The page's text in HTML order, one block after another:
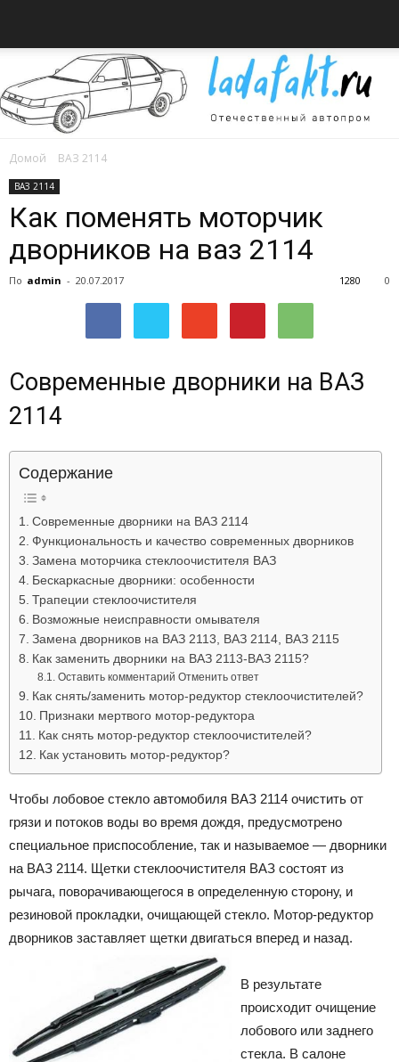
об
автомобилях
Домой ВАЗ 2114
ВАЗ 2114
Как поменять моторчик
дворников на ваз 2114
По admin - 20.07.2017 0
1280
Современные дворники на ВАЗ
2114
Содержание
Современные дворники на ВАЗ 2114
Функциональность и качество современных дворников
Замена моторчика стеклоочистителя ВАЗ
Бескаркасные дворники: особенности
Трапеции стеклоочистителя
Возможные неисправности омывателя
Замена дворников на ВАЗ 2113, ВАЗ 2114, ВАЗ 2115
Как заменить дворники на ВАЗ 2113-ВАЗ 2115?
Оставить комментарий Отменить ответ
Как снять/заменить мотор-редуктор стеклоочистителей?
Признаки мертвого мотор-редуктора
Как снять мотор-редуктор стеклоочистителей?
Как установить мотор-редуктор?
Чтобы лобовое стекло автомобиля ВАЗ 2114 очистить от
грязи и потоков воды во время дождя, предусмотрено
специальное приспособление, так и называемое — дворники
на ВАЗ 2114. Щетки стеклоочистителя ВАЗ состоят из
рычага, поворачивающегося в определенную сторону, и
резиновой прокладки, очищающей стекло. Мотор-редуктор
дворников заставляет щетки двигаться вперед и назад.
В результате
происходит очищение
лобового или заднего
стекла. В салоне